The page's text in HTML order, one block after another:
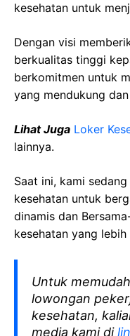
kesehatan untuk
Dengan visi
berkualitas tinggi
berkomitmen untuk
yang mendukung
Lihat Juga Loker
lainnya.
Saat ini, kami
kesehatan untuk
dinamis dan
kesehatan yang
Untuk
lowongan
kesehatan,
media kami di